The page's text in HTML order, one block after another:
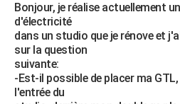
Essais
Réserver un essai
Citadines
Berlines
SUV
Forum auto
+HIGH-TECH
Mobiles
Meilleur smartphone
Internet
Ordinateurs
Jeux vidéo
Guide high-tech
+BRICOLAGE
Forum
Aménagement intérieur
Extérieur
Cuisine
Salle de bains
Jardinage
Rangement
WEEK-END
Guides de France
Escapades
Patrimoine
Expositions
Musées
Week-end nature
Bonjour, je réalise actuellement
d'électricité
dans un studio que je rénove et
sur la question
suivante:
-Est-il possible de placer ma
l'entrée du